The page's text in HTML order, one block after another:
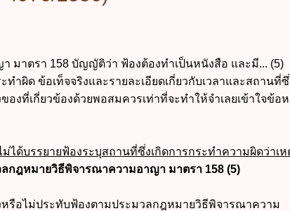
มาตรา 158 บัญญัติว่า ฟ้องต้องทำเป็นหนังสือ และมี... (5)
ทำผิด ข้อเท็จจริงและรายละเอียดเกี่ยวกับเวลาและสถานที่ซึ่
งที่เกี่ยวข้องด้วยพอสมควรเท่าที่จะทำให้จำเลยเข้าใจข้อ
ม่ได้บรรยายฟ้องระบุสถานที่ซึ่งเกิดการกระทำความผิดว่าเห
กฎหมายวิธีพิจารณาความอาญา มาตรา 158 (5)
รือไม่ประทับฟ้องตามประมวลกฎหมายวิธีพิจารณาความ